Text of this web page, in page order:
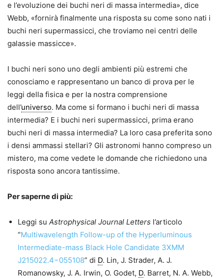
e l’evoluzione dei buchi neri di massa intermedia», dice
Webb, «fornirà finalmente una risposta su come sono nati i
buchi neri supermassicci, che troviamo nei centri delle
galassie massicce».
I buchi neri sono uno degli ambienti più estremi che
conosciamo e rappresentano un banco di prova per le
leggi della fisica e per la nostra comprensione
dell’universo. Ma come si formano i buchi neri di massa
intermedia? E i buchi neri supermassicci, prima erano
buchi neri di massa intermedia? La loro casa preferita sono
i densi ammassi stellari? Gli astronomi hanno compreso un
mistero, ma come vedete le domande che richiedono una
risposta sono ancora tantissime.
Per saperne di più:
Leggi su Astrophysical Journal Letters l’articolo
“Multiwavelength Follow-up of the Hyperluminous
Intermediate-mass Black Hole Candidate 3XMM
J215022.4−055108” di D. Lin, J. Strader, A. J.
Romanowsky, J. A. Irwin, O. Godet, D. Barret, N. A. Webb,